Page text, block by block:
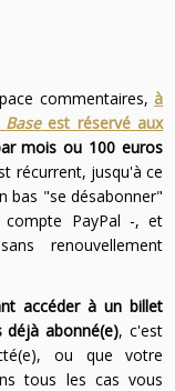
commentaires,à
Baseest réservé aux
mois ou 100 euros
récurrent, jusqu'à ce
bas "se désabonner"
PayPal -, et
renouvellement
accéder à un billet
abonné(e), c'est
ou que votre
tous les cas vous